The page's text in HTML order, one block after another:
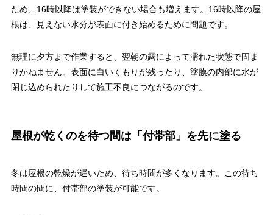
ため、16時以降は塗装ができない場合も増えます。16時以降の屋
根は、見えない水分が表面に付き始めるために問題です。
無理に夕方まで作業すると、翌朝の露によって濡れた状態で固ま
りかねません。表面に白いくもりが残ったり、塗膜の内部に水が
閉じ込められたりして施工不良につながるのです。
屋根が乾くのを待つ間は「付帯部」を先に塗る
冬は屋根の乾燥が遅いため、待ち時間が多くなります。この待ち
時間の間に、付帯部の塗装が可能です。